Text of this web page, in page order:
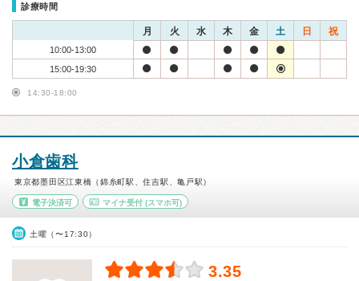
診療時間
月 火 水 木 金 土 日 祝
10:00-13:00
15:00-19:30
14:30-18:00
小倉歯科
東京都墨田区江東橋（錦糸町駅、住吉駅、亀戸駅）
電子決済可 マイナ受付(スマホ可)
土曜（〜17:30）
3.35